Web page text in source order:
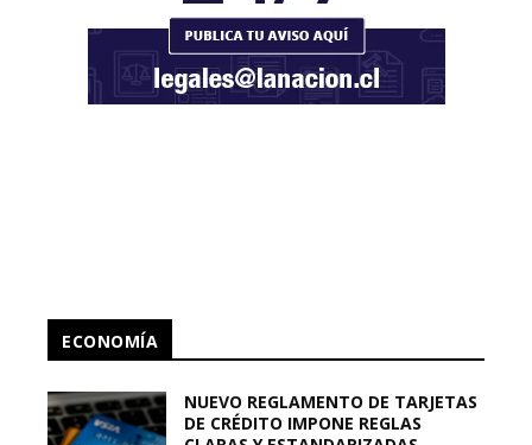
ECONOMÍA
NUEVO REGLAMENTO DE TARJETAS
DE CRÉDITO IMPONE REGLAS